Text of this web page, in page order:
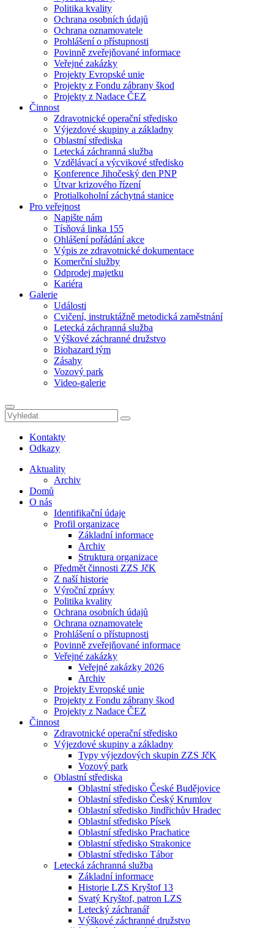
Politika kvality
Ochrana osobních údajů
Ochrana oznamovatele
Prohlášení o přístupnosti
Povinně zveřejňované informace
Veřejné zakázky
Projekty Evropské unie
Projekty z Fondu zábrany škod
Projekty z Nadace ČEZ
Činnost
Zdravotnické operační středisko
Výjezdové skupiny a základny
Oblastní střediska
Letecká záchranná služba
Vzdělávací a výcvikové středisko
Konference Jihočeský den PNP
Útvar krizového řízení
Protialkoholní záchytná stanice
Pro veřejnost
Napište nám
Tísňová linka 155
Ohlášení pořádání akce
Výpis ze zdravotnické dokumentace
Komerční služby
Odprodej majetku
Kariéra
Galerie
Události
Cvičení, instruktážně metodická zaměstnání
Letecká záchranná služba
Výškové záchranné družstvo
Biohazard tým
Zásahy
Vozový park
Video-galerie
Kontakty
Odkazy
Aktuality
Archiv
Domů
O nás
Identifikační údaje
Profil organizace
Základní informace
Archiv
Struktura organizace
Předmět činnosti ZZS JčK
Z naší historie
Výroční zprávy
Politika kvality
Ochrana osobních údajů
Ochrana oznamovatele
Prohlášení o přístupnosti
Povinně zveřejňované informace
Veřejné zakázky
Veřejné zakázky 2026
Archiv
Projekty Evropské unie
Projekty z Fondu zábrany škod
Projekty z Nadace ČEZ
Činnost
Zdravotnické operační středisko
Výjezdové skupiny a základny
Typy výjezdových skupin ZZS JčK
Vozový park
Oblastní střediska
Oblastní středisko České Budějovice
Oblastní středisko Český Krumlov
Oblastní středisko Jindřichův Hradec
Oblastní středisko Písek
Oblastní středisko Prachatice
Oblastní středisko Strakonice
Oblastní středisko Tábor
Letecká záchranná služba
Základní informace
Historie LZS Kryštof 13
Svatý Kryštof, patron LZS
Letecký záchranář
Výškové záchranné družstvo